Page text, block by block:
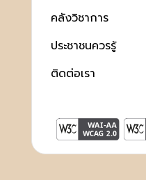
คลังวิชาการ
ประชาชนควรรู้
ติดต่อเรา